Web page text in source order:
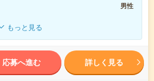
男性
もっと見る
応募へ進む 詳しく見る